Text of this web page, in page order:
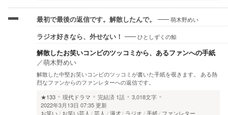
最初で最後の返信です。解散したんで。 萌木野めい
ラジオ好きなら、外せない！ ひとしずくの鯨
解散したお笑いコンビのツッコミから、あるファンへの手紙
／萌木野めい
解散した中堅お笑いコンビのツッコミが書いた手紙を覗きます。 ある熱
烈なファンからのファンレターへの返信です。
★133
現代ドラマ 完結済 1話
3,018文字
2022年3月13日 07:35 更新
お笑い
お笑い芸人 芸人 漫才 ラジオ 手紙 ファンレター